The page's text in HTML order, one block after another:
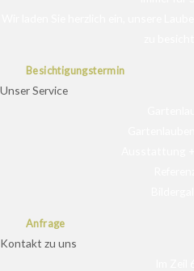
Besichtigungstermin
Unser Service
Anfrage
Kontakt zu uns